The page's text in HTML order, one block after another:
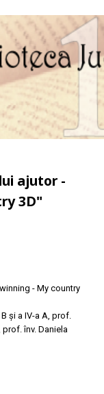
ajutor -
3D"
- My country
şi a IV-a A, prof.
înv. Daniela